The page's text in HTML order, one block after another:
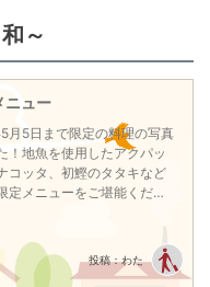
のビュッフェ
2名1室時大人1名あたり(税込)
20
16(日)
り4
予約
8/17(月)
食は約50種の料理が食べ放題
ら徒歩約5分、「御殿場プレミ
～
ニュー
月5日まで限定の料理の写真
！地魚を使用したアクパッ
コッタ、初鰹のタタキなど
定メニューをご堪能くださ
投稿：わた